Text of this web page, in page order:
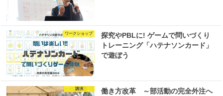
ワークショップ
探究やPBLに! ゲームで問いづくり
トレーニング「ハテナソンカード」
で遊ぼう
講演
働き方改革 ～部活動の完全外注へ